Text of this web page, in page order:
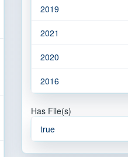
2019
2021
2020
2016
Has File(s)
true